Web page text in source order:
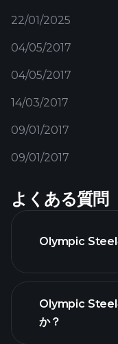
22/01/2025
04/05/2017
04/05/2017
14/03/2017
09/01/2017
09/01/2017
よくある質問
Olympic Steel
Olympic Steel
か？